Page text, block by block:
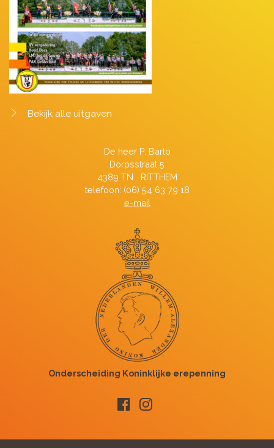
Bekijk alle uitgaven
De heer P. Barto
Dorpsstraat 5
4389 TN RITTHEM
telefoon: (06) 54 63 79 18
e-mail